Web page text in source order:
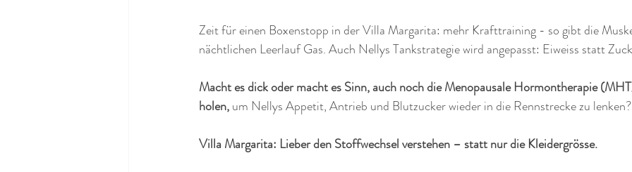
Zeit für einen Boxenstopp in der Villa Margarita: mehr Krafttraining - so gibt die
nächtlichen Leerlauf Gas. Auch Nellys Tankstrategie wird angepasst: Eiweiss statt
Macht es dick oder macht es Sinn, auch noch die Menopausale Hormontherapie
holen, um Nellys Appetit, Antrieb und Blutzucker wieder in die Rennstrecke zu lenken?
Villa Margarita: Lieber den Stoffwechsel verstehen – statt nur die Kleidergrösse.